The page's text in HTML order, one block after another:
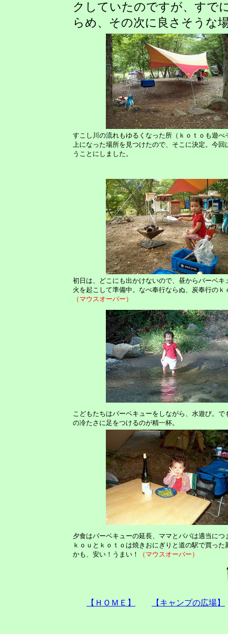
クしていたのですが、すで
らめ、その次に良さそうな
すこし川の流れもゆるくなった所（ｋｏｔｏも遊べ
上になった場所を見つけたので、そこに決定。今回
うことにしました。
初日は、どこにも出かけないので、昼からバーベキ
火を起こして準備中。なべ奉行ならぬ、炭奉行のｋ
（マウスオーバー）
こどもたちはバーベキューをしながら、水遊び。で
の冷たさに足をつけるのが精一杯。
夕食はバーベキューの延長、ママとパパは適当につ
ｋｏｕとｋｏｔｏは焼きおにぎりと道の駅で買った
かも、安い！うまい！
（マウスオーバー）
【ＨＯＭＥ】 【キャンプの広場】